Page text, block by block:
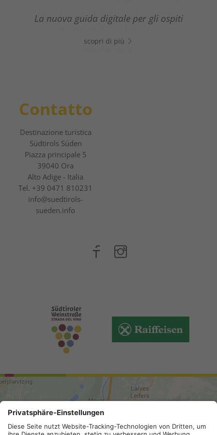
Adige - Clicca sul link, apri WhatsApp e
inizia subito a chattare!
La nuova guida digitale per gli ospiti
scopri di più
Contatto
Destinazione turistica
Südtirols Süden
Piazza principale 5
39040 Ora
Alto Adige - Italia
Tel. +39 0471 810231
info@suedtirols-
sueden.info
ARRIVO